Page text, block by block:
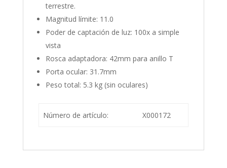
terrestre.
Magnitud límite: 11.0
Poder de captación de luz: 100x a simple
vista
Rosca adaptadora: 42mm para anillo T
Porta ocular: 31.7mm
Peso total: 5.3 kg (sin oculares)
Número de artículo: X000172